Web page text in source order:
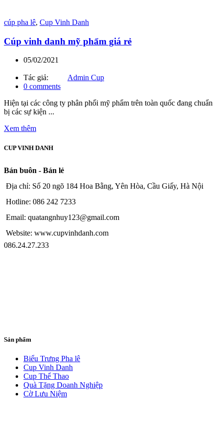
cúp pha lê, Cup Vinh Danh
Cúp vinh danh mỹ phẩm giá rẻ
05/02/2021
Tác giả:
Admin Cup
0 comments
Hiện tại các công ty phân phối mỹ phẩm trên toàn quốc đang chuẩn
bị các sự kiện ...
Xem thêm
CUP VINH DANH
Bán buôn - Bán lẻ
Địa chỉ: Số 20 ngõ 184 Hoa Bằng, Yên Hòa, Cầu Giấy, Hà Nội
Hotline: 086 242 7233
Email: quatangnhuy123@gmail.com
Website: www.cupvinhdanh.com
086.24.27.233
Sản phẩm
Biểu Trưng Pha lê
Cup Vinh Danh
Cup Thể Thao
Quà Tặng Doanh Nghiệp
Cờ Lưu Niệm